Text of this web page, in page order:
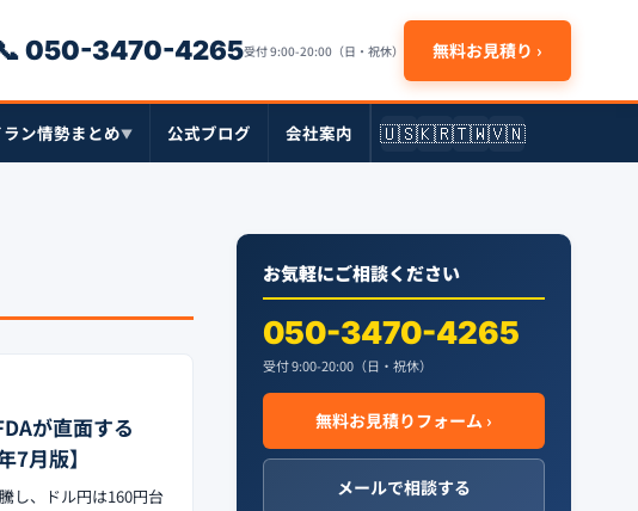
050-3470-4265受付 9:00-20:00（日・祝休） 無料お見積り ›
ラン情勢まとめ▼ 公式ブログ 会社案内 🇺🇸🇰🇷🇹🇼🇻🇳
が直面する
月版】
し、ドル円は160円台
お気軽にご相談ください
050-3470-4265
受付 9:00-20:00（日・祝休）
無料お見積りフォーム ›
メールで相談する